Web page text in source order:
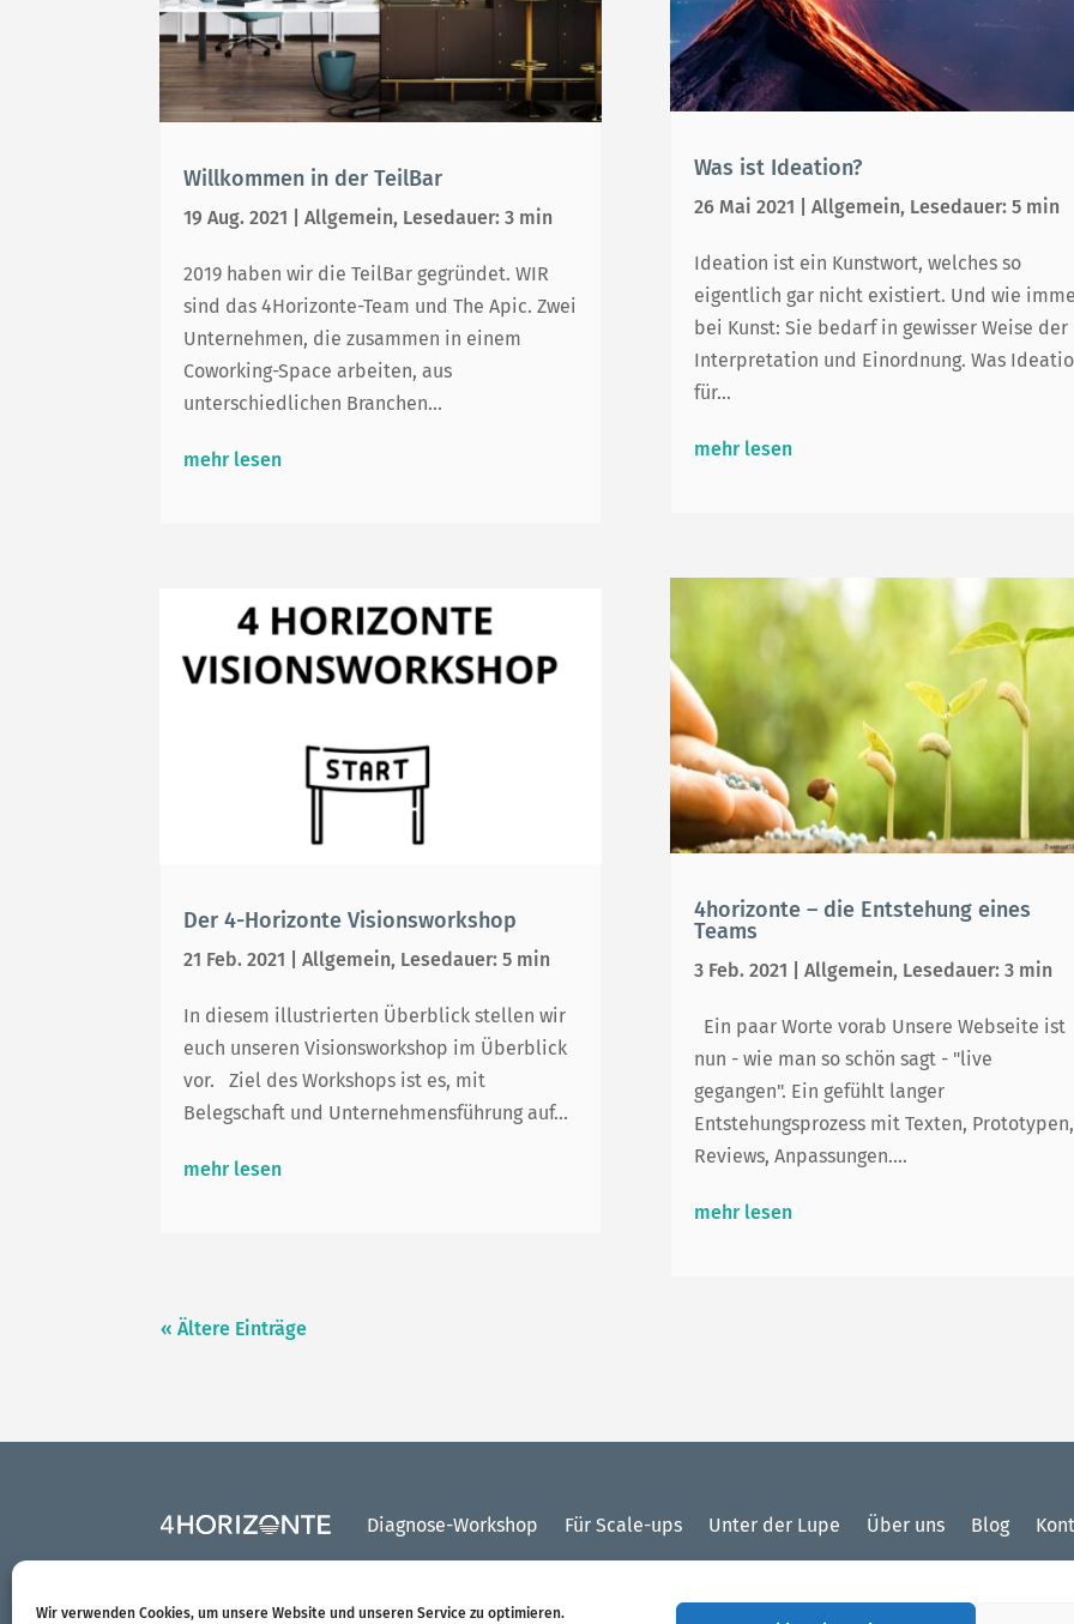
Wir verwenden Cookies, um unsere Website und unseren Service zu optimieren.
Willkommen in der TeilBar
19 Aug. 2021 |Allgemein, Lesedauer: 3 min
2019 haben wir die TeilBar gegründet. WIR
sind das 4Horizonte-Team und The Apic. Zwei
Unternehmen, die zusammen in einem
Coworking-Space arbeiten, aus
unterschiedlichen Branchen...
mehr lesen
Der 4-Horizonte Visionsworkshop
21 Feb. 2021 |Allgemein, Lesedauer: 5 min
In diesem illustrierten Überblick stellen wir
euch unseren Visionsworkshop im Überblick
vor. Ziel des Workshops ist es, mit
Belegschaft und Unternehmensführung auf...
mehr lesen
Was ist Ideation?
26 Mai 2021 Allgemein, Lesedauer: 5 min
Ideation ist ein Kunstwort, welches so
eigentlich gar nicht existiert. Und wie
bei Kunst: Sie bedarf in gewisser Weise der
Interpretation und Einordnung. Was
für...
mehr lesen
4horizonte – die Entstehung eines
Teams
3 Feb. 2021 Allgemein, Lesedauer: 3 min
Ein paar Worte vorab Unsere Webseite ist
nun - wie man so schön sagt - "live
gegangen". Ein gefühlt langer
Entstehungsprozess mit Texten, Prototypen,
Reviews, Anpassungen....
mehr lesen
« Ältere Einträge
Diagnose-Workshop Für Scale-ups Unter der Lupe Über uns Blog